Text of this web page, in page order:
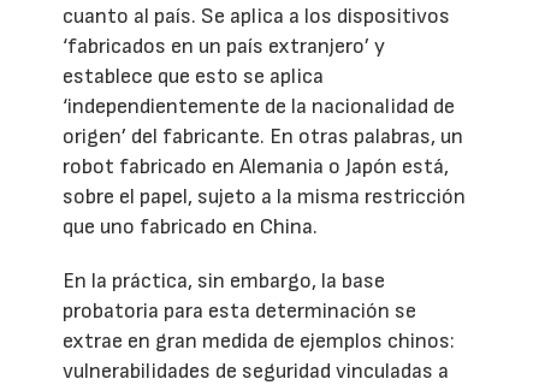
cuanto al país. Se aplica a los dispositivos
‘fabricados en un país extranjero’ y
establece que esto se aplica
‘independientemente de la nacionalidad de
origen’ del fabricante. En otras palabras, un
robot fabricado en Alemania o Japón está,
sobre el papel, sujeto a la misma restricción
que uno fabricado en China.
En la práctica, sin embargo, la base
probatoria para esta determinación se
extrae en gran medida de ejemplos chinos:
vulnerabilidades de seguridad vinculadas a